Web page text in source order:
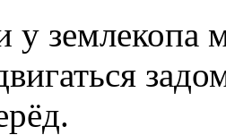
у землекопа